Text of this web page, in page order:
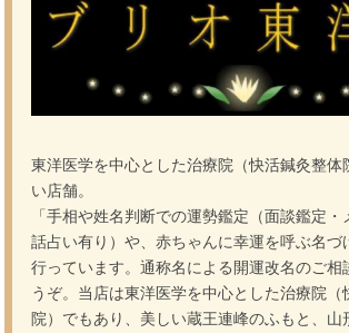
東洋医学を中心とした治療院（快活鍼灸整体
い店舗。
「手相や姓名判断での運勢鑑定（面談鑑定
話占い有り）や、赤ちゃんに幸運を呼ぶ名づ
行っています。通称名による開運改名のご相
うぞ。当店は東洋医学を中心とした治療院（
院）でもあり、美しい蔵王連峰のふもと、山